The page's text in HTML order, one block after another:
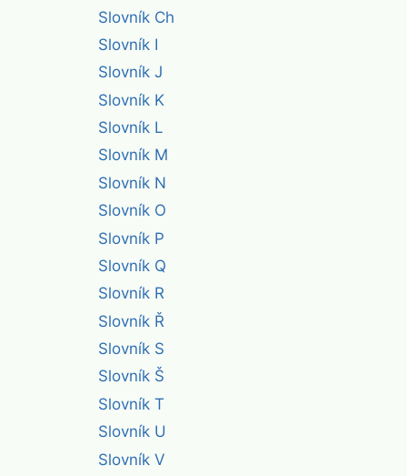
Slovník Ch
Slovník I
Slovník J
Slovník K
Slovník L
Slovník M
Slovník N
Slovník O
Slovník P
Slovník Q
Slovník R
Slovník Ř
Slovník S
Slovník Š
Slovník T
Slovník U
Slovník V